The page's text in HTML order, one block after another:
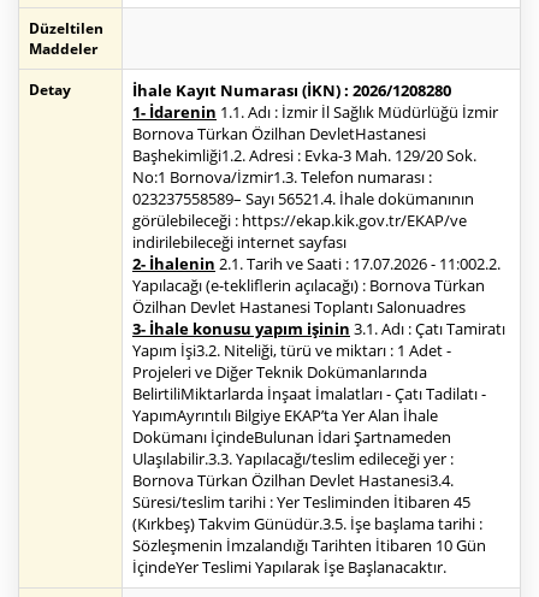
Düzeltilen
Maddeler
Detay
İhale Kayıt Numarası (İKN) : 2026/1208280
1- İdarenin 1.1. Adı : İzmir İl Sağlık Müdürlüğü İzmir
Bornova Türkan Özilhan DevletHastanesi
Başhekimliği1.2. Adresi : Evka-3 Mah. 129/20 Sok.
No:1 Bornova/İzmir1.3. Telefon numarası :
023237558589– Sayı 56521.4. İhale dokümanının
görülebileceği : https://ekap.kik.gov.tr/EKAP/ve
indirilebileceği internet sayfası
2- İhalenin 2.1. Tarih ve Saati : 17.07.2026 - 11:002.2.
Yapılacağı (e-tekliflerin açılacağı) : Bornova Türkan
Özilhan Devlet Hastanesi Toplantı Salonuadres
3- İhale konusu yapım işinin 3.1. Adı : Çatı Tamiratı
Yapım İşi3.2. Niteliği, türü ve miktarı : 1 Adet -
Projeleri ve Diğer Teknik Dokümanlarında
BelirtiliMiktarlarda İnşaat İmalatları - Çatı Tadilatı -
YapımAyrıntılı Bilgiye EKAP’ta Yer Alan İhale
Dokümanı İçindeBulunan İdari Şartnameden
Ulaşılabilir.3.3. Yapılacağı/teslim edileceği yer :
Bornova Türkan Özilhan Devlet Hastanesi3.4.
Süresi/teslim tarihi : Yer Tesliminden İtibaren 45
(Kırkbeş) Takvim Günüdür.3.5. İşe başlama tarihi :
Sözleşmenin İmzalandığı Tarihten İtibaren 10 Gün
İçindeYer Teslimi Yapılarak İşe Başlanacaktır.